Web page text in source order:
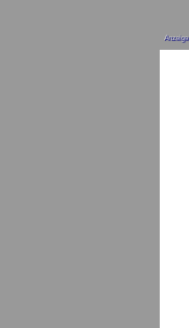
Anzeige